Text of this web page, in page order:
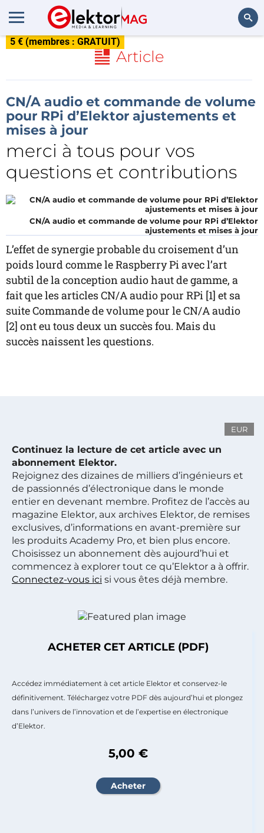
5 € (membres : GRATUIT)
Article
CN/A audio et commande de volume
pour RPi d’Elektor ajustements et
mises à jour
merci à tous pour vos
questions et contributions
CN/A audio et commande de volume pour RPi d’Elektor
ajustements et mises à jour
L’effet de synergie probable du croisement d’un
poids lourd comme le Raspberry Pi avec l’art
subtil de la conception audio haut de gamme, a
fait que les articles CN/A audio pour RPi [1] et sa
suite Commande de volume pour le CN/A audio
[2] ont eu tous deux un succès fou. Mais du
succès naissent les questions.
EUR
Continuez la lecture de cet article avec un
abonnement Elektor.
Rejoignez des dizaines de milliers d’ingénieurs et
de passionnés d’électronique dans le monde
entier en devenant membre. Profitez de l’accès au
magazine Elektor, aux archives Elektor, de remises
exclusives, d’informations en avant-première sur
les produits Academy Pro, et bien plus encore.
Choisissez un abonnement dès aujourd’hui et
commencez à explorer tout ce qu’Elektor a à offrir.
Connectez-vous ici si vous êtes déjà membre.
ACHETER CET ARTICLE (PDF)
Accédez immédiatement à cet article Elektor et conservez-le
définitivement. Téléchargez votre PDF dès aujourd’hui et plongez
dans l’univers de l’innovation et de l’expertise en électronique
d’Elektor.
5,00 €